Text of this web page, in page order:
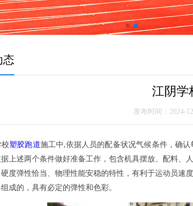
态
江阴学
发布时间：2024-
塑胶跑道施工中,依据人员的配备状况气候条件，确
上述两个条件做好准备工作，包含机具摆放、配料、
度弹性恰当、物理性能安稳的特性，有利于运动员速
成的，具有必定的弹性和色彩。